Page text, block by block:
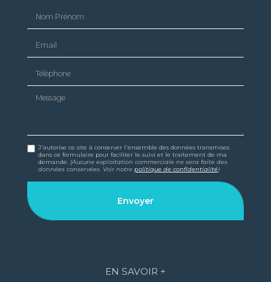
Message
J'autorise ce site à conserver l'ensemble des données transmises
dans ce formulaire pour faciliter le suivi et le traitement de ma
demande. (Aucune exploitation commerciale ne sera faite des
données conservées. Voir notrepolitique de confidentialité)
EN SAVOIR +